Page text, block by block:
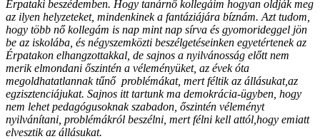
Érpataki beszédemben. Hogy tanárnő kollegáim hogyan oldják meg
az ilyen helyzeteket, mindenkinek a fantáziájára bíznám. Azt tudom,
hogy több nő kollegám is nap mint nap sírva és gyomorideggel jön
be az iskolába, és négyszemközti beszélgetéseinken egyetértenek az
Érpatakon elhangzottakkal, de sajnos a nyilvánosság előtt nem
merik elmondani őszintén a véleményüket, az évek óta
megoldhatatlannak tűnő problémákat, mert féltik az állásukat,az
egzisztenciájukat. Sajnos itt tartunk ma demokrácia-ügyben, hogy
nem lehet pedagógusoknak szabadon, őszintén véleményt
nyilvánítani, problémákról beszélni, mert félni kell attól,hogy emiatt
elvesztik az állásukat.